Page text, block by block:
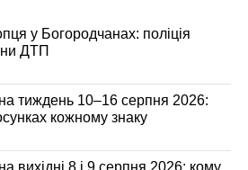
у Богородчанах: поліція
ДТП
тиждень 10–16 серпня 2026:
кожному знаку